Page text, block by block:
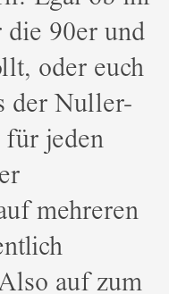
die 90er und
oder euch
der Nuller-
für jeden
mehreren
auf zum